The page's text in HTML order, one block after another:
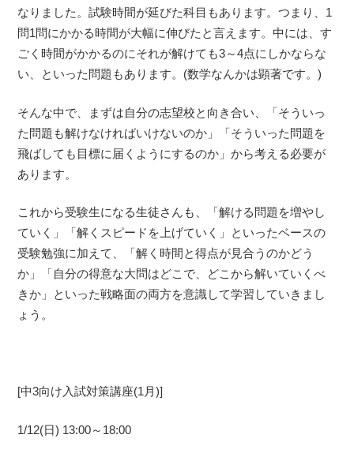
なりました。試験時間が延びた科目もあります。つまり、1
問1問にかかる時間が大幅に伸びたと言えます。中には、す
ごく時間がかかるのにそれが解けても3～4点にしかならな
い、といった問題もあります。(数学なんかは顕著です。)
そんな中で、まずは自分の志望校と向き合い、「そういっ
た問題も解けなければいけないのか」「そういった問題を
飛ばしても目標に届くようにするのか」から考える必要が
あります。
これから受験生になる生徒さんも、「解ける問題を増やし
ていく」「解くスピードを上げていく」といったベースの
受験勉強に加えて、「解く時間と得点が見合うのかどう
か」「自分の得意な大問はどこで、どこから解いていくべ
きか」といった戦略面の両方を意識して学習していきまし
ょう。
[中3向け入試対策講座(1月)]
1/12(日) 13:00～18:00